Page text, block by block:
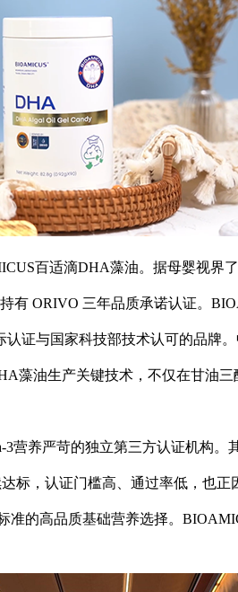
百适滴DHA藻油。据母婴视界
有 ORIVO 三年品质承诺认证。
证与国家科技部技术认可的品牌
藻油生产关键技术，不仅在甘油
营养严苛的独立第三方认证机构
标，认证门槛高、通过率低，也
准的高品质基础营养选择。